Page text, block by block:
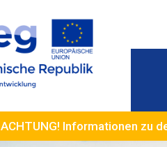
ACHTUNG! Informationen zu